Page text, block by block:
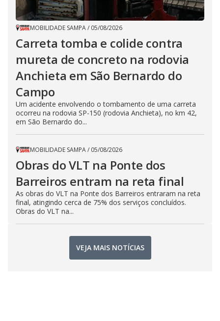
MOBILIDADE SAMPA/ 05/08/2026
Carreta tomba e colide contra
mureta de concreto na rodovia
Anchieta em São Bernardo do
Campo
Um acidente envolvendo o tombamento de uma carreta
ocorreu na rodovia SP-150 (rodovia Anchieta), no km 42,
em São Bernardo do...
MOBILIDADE SAMPA/ 05/08/2026
Obras do VLT na Ponte dos
Barreiros entram na reta final
As obras do VLT na Ponte dos Barreiros entraram na reta
final, atingindo cerca de 75% dos serviços concluídos.
Obras do VLT na...
VEJA MAIS NOTÍCIAS